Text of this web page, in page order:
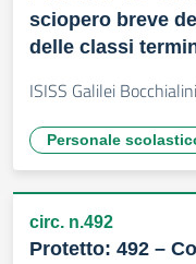
sciopero breve
delle classi
ISISS Galilei Bocchialini
Personale
circ. n.492
Protetto: 492 –